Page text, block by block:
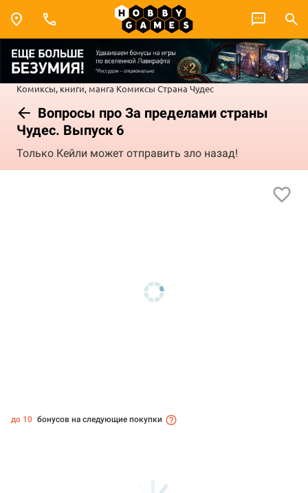
Комиксы, книги, манга Комиксы Страна Чудес
Вопросы про За пределами страны
Чудес. Выпуск 6
Только Кейли может отправить зло назад!
до 10 бонусов на следующие покупки